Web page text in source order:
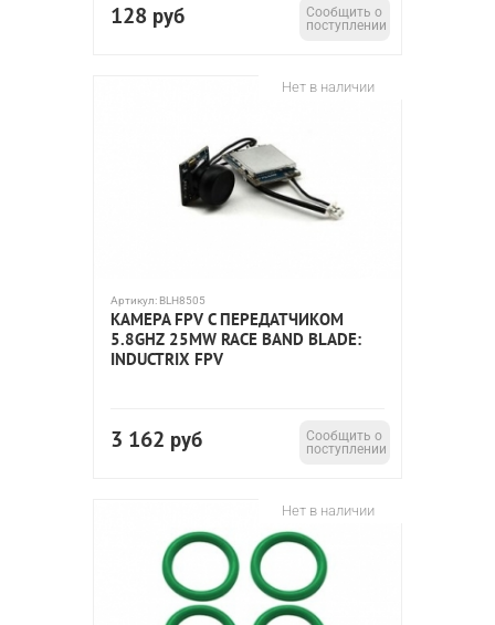
128 руб
Сообщить о
поступлении
Нет в наличии
Артикул: BLH8505
КАМЕРА FPV С ПЕРЕДАТЧИКОМ
5.8GHZ 25MW RACE BAND BLADE:
INDUCTRIX FPV
3 162 руб
Сообщить о
поступлении
Нет в наличии